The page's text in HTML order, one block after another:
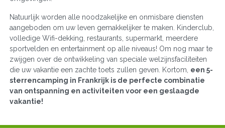
Natuurlijk worden alle noodzakelijke en onmisbare diensten
aangeboden om uw leven gemakkelijker te maken. Kinderclub,
volledige Wifi-dekking, restaurants, supermarkt, meerdere
sportvelden en entertainment op alle niveaus! Om nog maar te
zwijgen over de ontwikkeling van speciale welzijnsfaciliteiten
die uw vakantie een zachte toets zullen geven. Kortom, een 5-
sterrencamping in Frankrijk is de perfecte combinatie
van ontspanning en activiteiten voor een geslaagde
vakantie!